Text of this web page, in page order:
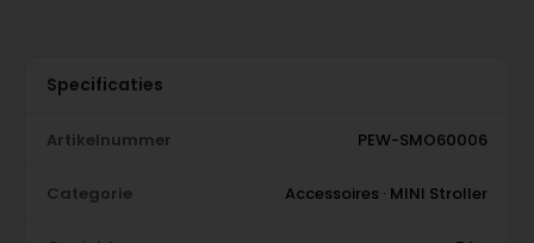
Specificaties
Artikelnummer PEW-SMO60006
Categorie Accessoires · MINI Stroller